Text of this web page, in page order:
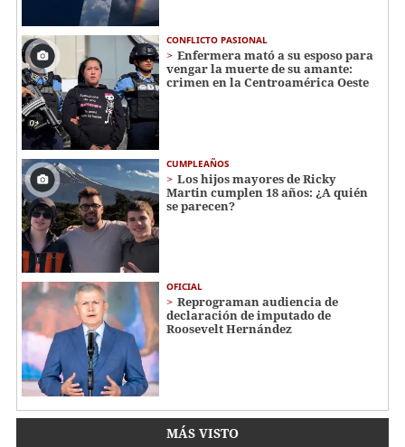
CONFLICTO PASIONAL
Enfermera mató a su esposo para
vengar la muerte de su amante:
crimen en la Centroamérica Oeste
CUMPLEAÑOS
Los hijos mayores de Ricky
Martin cumplen 18 años: ¿A quién
se parecen?
OFICIAL
Reprograman audiencia de
declaración de imputado de
Roosevelt Hernández
MÁS VISTO